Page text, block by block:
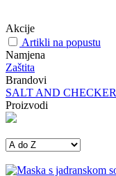
Akcije
Artikli na popustu
Namjena
Zaštita
Brandovi
SALT AND CHECKER
Proizvodi